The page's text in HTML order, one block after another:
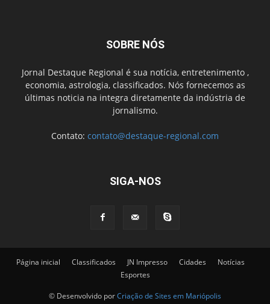
SOBRE NÓS
Jornal Destaque Regional é sua notícia, entretenimento ,
economia, astrologia, classificados. Nós fornecemos as
últimas noticia na integra diretamente da indústria de
jornalismo.
Contato: contato@destaque-regional.com
SIGA-NOS
Página inicial Classificados JN Impresso Cidades
Notícias
Esportes
© Desenvolvido porCriação de Sites em Mariópolis